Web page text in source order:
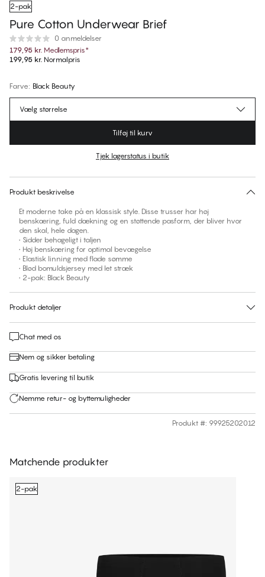
2-pak
Pure Cotton Underwear Brief
0 anmeldelser
179,95 kr. Medlemspris*
199,95 kr. Normalpris
Farve: Black Beauty
Ingen foreslåede størrelse for dette item
Vælg størrelse
Tilføj til kurv
Tjek lagerstatus i butik
Produkt beskrivelse
Et moderne take på en klassisk style. Disse trusser har høj
benskæring, fuld dækning og en støttende pasform, der bliver hvor
den skal, hele dagen.
• Sidder behageligt i taljen
• Høj benskæring for optimal bevægelse
• Elastisk linning med flade sømme
• Blød bomuldsjersey med let stræk
• 2-pak: Black Beauty
Produkt detaljer
Chat med os
Nem og sikker betaling
Gratis levering til butik
Nemme retur- og byttemuligheder
Produkt #: 99925202012
Matchende produkter
2-pak